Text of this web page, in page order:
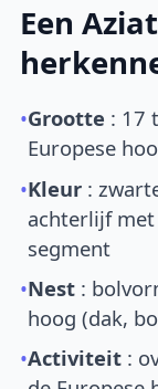
Een
•Grootte : 17
Europese
•Kleur :
achterlijf
segment
•Nest :
hoog (dak,
•Activiteit :